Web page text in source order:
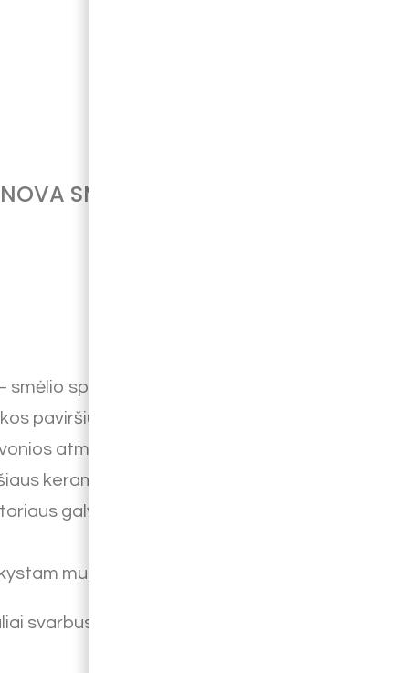
SMĖLIO, 250 ML
spalvos, su chromo spalvos
paviršius ir subtili metalizuota
atmosferai.
keraminis indelis – malonus liesti
galvutė – estetiškas kontrasto
muilui ar losjonui
svarbus akcentas, kuriantis